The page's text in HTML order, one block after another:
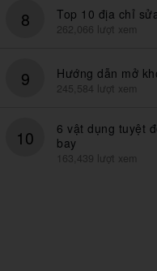
8 Top 10 địa chỉ
262,066 lượt xem
9 Hướng dẫn mở
245,584 lượt xem
10
6 vật dụng tuyệt
bay
163,439 lượt xem